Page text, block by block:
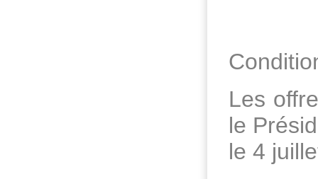
Les
le
le 4